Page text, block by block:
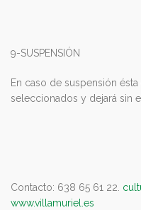
9-SUSPENSIÓN
En caso de suspensión
seleccionados y dejará sin
Contacto: 638 65 61 22.
www.villamuriel.es